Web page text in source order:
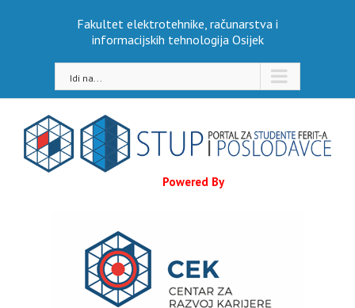
Fakultet elektrotehnike, računarstva i
informacijskih tehnologija Osijek
Idi na...
Powered By